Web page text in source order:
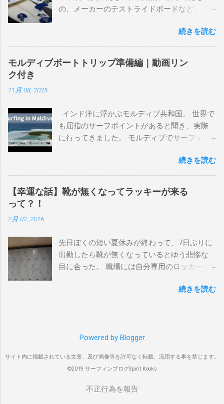
の、メーカーのテストライドボードなど、イ
を書き残しているページです。 記録と残して
るので、過去のボードたちはもうすでに人に
譲って、手元に無いのがほとんどだけど。 色
んなサーフボードに乗って、サーフィンの世
ーメイドビーチ 最もロングライドしてきたポ
イント スナッパー、レインボーベイ、グリ
ーンマウント、クーリービーチ、キラ、レノ
狙っているポイント バーレー、キラ、レイ
ンボーベイ、クーリービーチ 絶対に入りたい
ポイント ベルズビーチ、グレートオーシャ
ナチュラル DHD DX-1
5'10"×18'3/8×2'3/16 Glassing Team 4×4
Extra Toe patch FCS Dacy 6'0 Nick Maz 5'5"×
18'7/8"×2'5/18 FCS 375mm 295mm Firewire
Slater design OMNI 5' 3"×18'5/8"×2'1/4" Round
続きを読む
モルディブボートトリップ準備編｜動画リン
ク付き
11月 08, 2025
インド洋に浮かぶモルディブ共和国。 世界で
も屈指のサーフポイントがあると聞き、実際
に行ってきました。 モルディブでサーフィン
テルやリゾートに滞在して目の前のブレイク
を独占するスタイル。もうひとつが、複数の
ポイントを巡る「ボートトリップ」です。 今
回はそのボートトリップで、時間と空間の贅
系YouTubeチャンネル「よういちチャンネル
Spirit Kooks」と、国内外のサーフトリップ専
門旅行会社「Geekoutトラベル」さんとのコラ
際に行ったアクセス方法やスケジュールをま
スリランカ・コロンボ空港で乗り換えてモル
ディブのマレ空港へ向かいました。 預け荷物
は30kgまで スリランカ航空では30kgまで無料
し。 ショートボード3本をFCSのウィールなし
続きを読む
【幸運な話】靴が無くなってラッキーが来る
って？！
2月 02, 2016
先日ぼくの短い夏休みが終わって、7日ぶりに
出勤したら靴が無くなっているとゆう悲惨な
目に合った。 職場には自分専用のロッカーが
んでいるのだが、仕事中に履いているシェフ
中には入れたくないのはみんな同じなのだ。
誰もいなくてぼく一人だった。 休み明けのフ
レッシュな気持ちで仕事にとりかかろうと思
ってたのに、今までにあり得なかった事態に
続きを読む
Powered by Blogger
サイト内に掲載されている文章、及び画像等を許可なく転載、流用する事を禁じます。
©2019 サーフィンブログSpirit Kooks
不正行為を報告